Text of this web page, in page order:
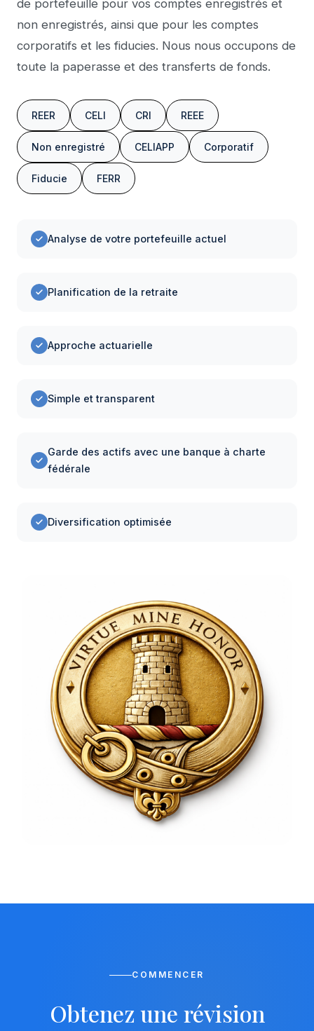
de portefeuille pour vos comptes enregistrés et
non enregistrés, ainsi que pour les comptes
corporatifs et les fiducies. Nous nous occupons de
toute la paperasse et des transferts de fonds.
REER CELI CRI REEE
Non enregistré CELIAPP Corporatif
Fiducie FERR
Analyse de votre portefeuille actuel
Planification de la retraite
Approche actuarielle
Simple et transparent
Garde des actifs avec une banque à charte
fédérale
Diversification optimisée
COMMENCER
Obtenez une révision